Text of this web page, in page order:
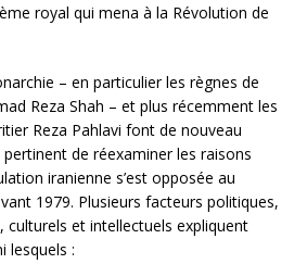
royal qui mena à la Révolution de
– en particulier les règnes de
Reza Shah – et plus récemment les
Reza Pahlavi font de nouveau
de réexaminer les raisons
iranienne s’est opposée au
1979. Plusieurs facteurs politiques,
culturels et intellectuels expliquent
lesquels :